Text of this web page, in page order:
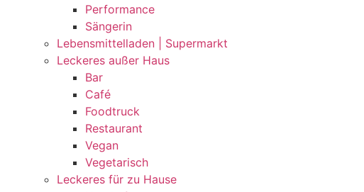
Performance
Sängerin
Lebensmittelladen | Supermarkt
Leckeres außer Haus
Bar
Café
Foodtruck
Restaurant
Vegan
Vegetarisch
Leckeres für zu Hause